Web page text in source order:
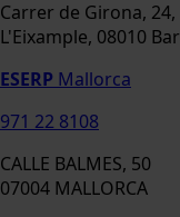
Carrer de Girona, 24,
L'Eixample, 08010
ESERP Mallorca
971 22 8108
CALLE BALMES, 50
07004 MALLORCA